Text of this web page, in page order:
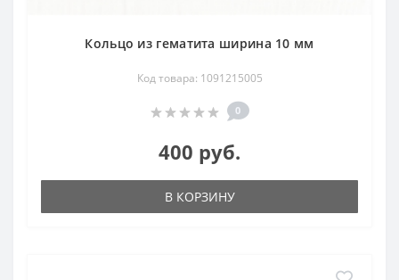
Кольцо из гематита ширина 10 мм
Код товара: 1091215005
0
400 руб.
В КОРЗИНУ